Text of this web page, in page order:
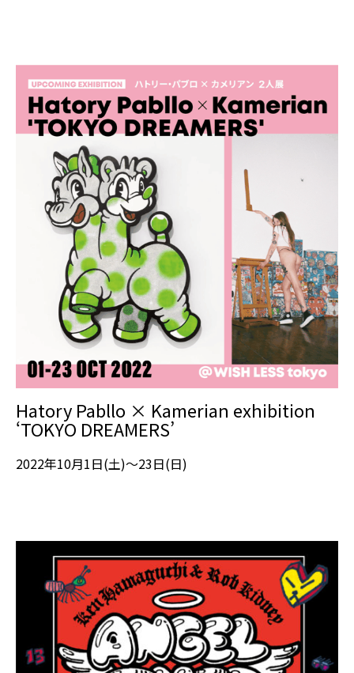
Hatory Pabllo × Kamerian exhibition
‘TOKYO DREAMERS’
2022年10月1日(土)～23日(日)